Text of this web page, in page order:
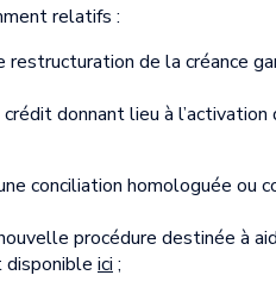
relatifs :
de la créance
donnant lieu à
conciliation homologuée ou
procédure destinée à
ici ;